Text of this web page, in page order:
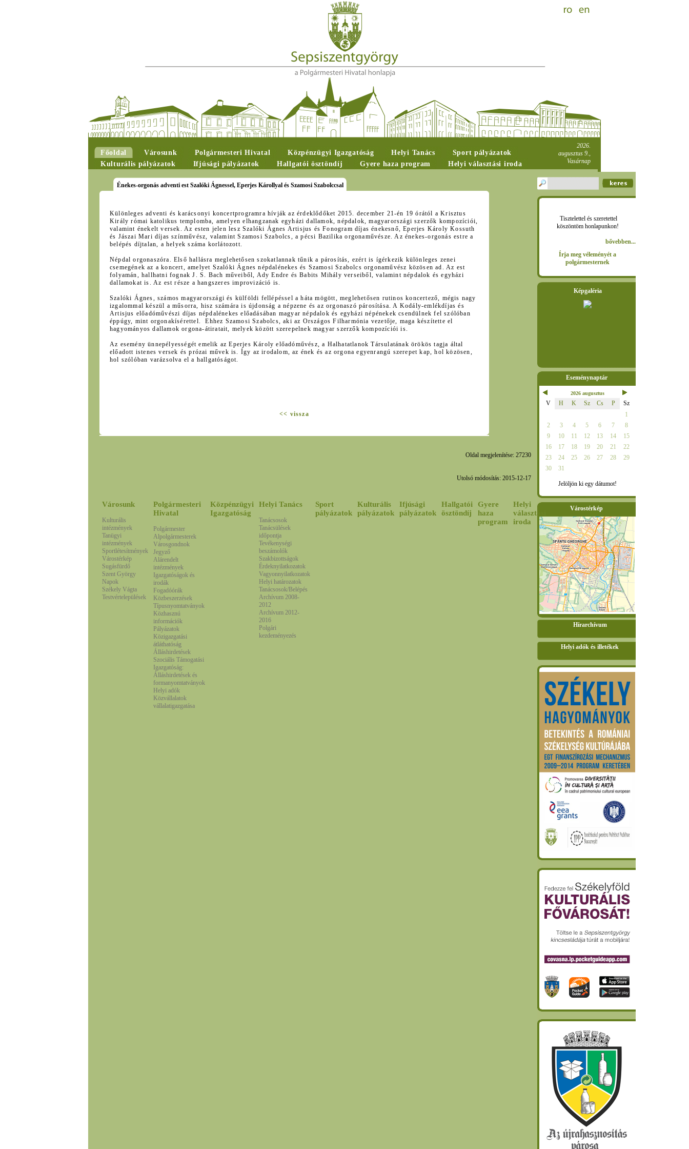
Főoldal Városunk Polgármesteri Hivatal Közpénzügyi Igazgatóság Helyi Tanács
Sport pályázatok
Kulturális pályázatok
Ifjúsági pályázatok Hallgatói ösztöndíj Gyere haza program Helyi választási iroda
2026.
augusztus 9.,
Vasárnap
Énekes-orgonás adventi est Szalóki Ágnessel, Eperjes Károllyal és Szamosi Szabolccsal
Különleges adventi és karácsonyi koncertprogramra hívják az érdeklődőket 2015. december 21-én 19 órától a Krisztus
Király római katolikus templomba, amelyen elhangzanak egyházi dallamok, népdalok, magyarországi szerzők kompozíciói,
valamint énekelt versek. Az esten jelen lesz Szalóki Ágnes Artisjus és Fonogram díjas énekesnő, Eperjes Károly Kossuth
és Jászai Mari díjas színművész, valamint Szamosi Szabolcs, a pécsi Bazilika orgonaművésze. Az énekes-orgonás estre a
belépés díjtalan, a helyek száma korlátozott.
Népdal orgonaszóra. Első hallásra meglehetősen szokatlannak tűnik a párosítás, ezért is ígérkezik különleges zenei
csemegének az a koncert, amelyet Szalóki Ágnes népdalénekes és Szamosi Szabolcs orgonaművész közösen ad. Az est
folyamán, hallhatni fognak J. S. Bach műveiből, Ady Endre és Babits Mihály verseiből, valamint népdalok és egyházi
dallamokat is. Az est része a hangszeres improvizáció is.
Szalóki Ágnes, számos magyarországi és külföldi fellépéssel a háta mögött, meglehetősen rutinos koncertező, mégis nagy
izgalommal készül a műsorra, hisz számára is újdonság a népzene és az orgonaszó párosítása. A Kodály-emlékdíjas és
Artisjus előadóművészi díjas népdalénekes előadásában magyar népdalok és egyházi népénekek csendülnek fel szólóban
éppúgy, mint orgonakísérettel. Ehhez Szamosi Szabolcs, aki az Országos Filharmónia vezetője, maga készítette el
hagyományos dallamok orgona-átiratait, melyek között szerepelnek magyar szerzők kompozíciói is.
Az esemény ünnepélyességét emelik az Eperjes Károly előadóművész, a Halhatatlanok Társulatának örökös tagja által
előadott istenes versek és prózai művek is. Így az irodalom, az ének és az orgona egyenrangú szerepet kap, hol közösen,
hol szólóban varázsolva el a hallgatóságot.
<< vissza
Oldal megjelenítése: 27230
Utolsó módosítás: 2015-12-17
Városunk
Kulturális
intézmények
Tanügyi
intézmények
Sportlétesítmények
Várostérkép
Sugásfürdő
Szent György
Napok
Székely Vágta
Testvértelepülések
Polgármesteri
Hivatal
Polgármester
Alpolgármesterek
Városgondnok
Jegyző
Alárendelt
intézmények
Igazgatóságok és
irodák
Fogadóórák
Közbeszerzések
Típusnyomtatványok
Közhasznú
információk
Pályázatok
Közigazgatási
átláthatóság
Álláshirdetések
Szociális Támogatási
Igazgatóság:
Álláshirdetések és
formanyomtatványok
Helyi adók
Közvállalatok
vállalatigazgatása
Közpénzügyi
Igazgatóság
Helyi Tanács
Tanácsosok
Tanácsülések
időpontja
Tevékenységi
beszámolók
Szakbizottságok
Érdeknyilatkozatok
Vagyonnyilatkozatok
Helyi határozatok
Tanácsosok/Belépés
Archívum 2008-
2012
Archívum 2012-
2016
Polgári
kezdeményezés
Sport
pályázatok
Kulturális
pályázatok
Ifjúsági
pályázatok
Hallgatói
ösztöndíj
Gyere
haza
program
Helyi
választási
iroda
Tisztelettel és szeretettel
köszöntöm honlapunkon!
bővebben...
Írja meg véleményét a
polgármesternek
Képgaléria
Eseménynaptár
2026 augusztus
V H K Sz Cs P
Sz
1
2
3 4 5 6 7
8
9
10 11 12 13 14
15
16
17 18 19 20 21
22
23
24 25 26 27 28
29
30
31
Jelöljön ki egy dátumot!
Várostérkép
Hírarchívum
Helyi adók és illetékek